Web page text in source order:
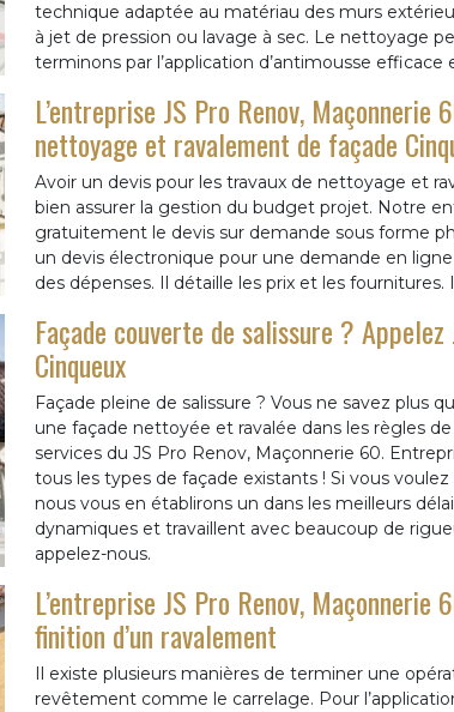
technique adaptée au matériau des murs
à jet de pression ou lavage à sec. Le nettoyage
terminons par l’application d’antimousse
L’entreprise JS Pro Renov,
nettoyage et ravalement de façade
Avoir un devis pour les travaux de nettoyage et
bien assurer la gestion du budget projet. Notre
gratuitement le devis sur demande sous forme
un devis électronique pour une demande en
des dépenses. Il détaille les prix et les fournitures.
Façade couverte de salissure ?
Cinqueux
Façade pleine de salissure ? Vous ne savez
une façade nettoyée et ravalée dans les règles
services du JS Pro Renov, Maçonnerie 60.
tous les types de façade existants ! Si vous
nous vous en établirons un dans les meilleurs
dynamiques et travaillent avec beaucoup de
appelez-nous.
L’entreprise JS Pro Renov,
finition d’un ravalement
Il existe plusieurs manières de terminer une
revêtement comme le carrelage. Pour